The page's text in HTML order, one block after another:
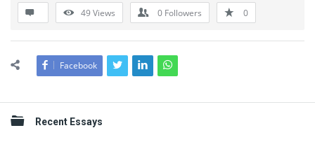
49Views 0 Followers 0
Facebook
Sidebar
Recent Essays